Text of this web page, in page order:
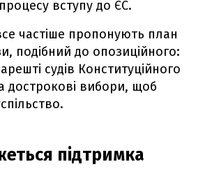
вступу до ЄС.
частіше пропонують план
подібний до опозиційного:
судів Конституційного
дострокові вибори, щоб
підтримка